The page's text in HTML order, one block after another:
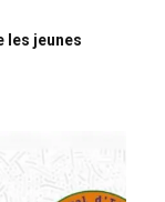
les jeunes